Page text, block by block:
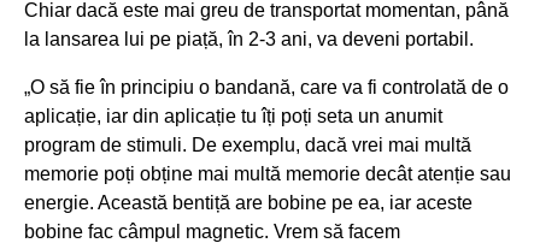
Chiar dacă este mai greu de transportat momentan, până
la lansarea lui pe piață, în 2-3 ani, va deveni portabil.
„O să fie în principiu o bandană, care va fi controlată de o
aplicație, iar din aplicație tu îți poți seta un anumit
program de stimuli. De exemplu, dacă vrei mai multă
memorie poți obține mai multă memorie decât atenție sau
energie. Această bentiță are bobine pe ea, iar aceste
bobine fac câmpul magnetic. Vrem să facem